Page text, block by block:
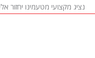
נציג מקצועי מטעמינו יחזור